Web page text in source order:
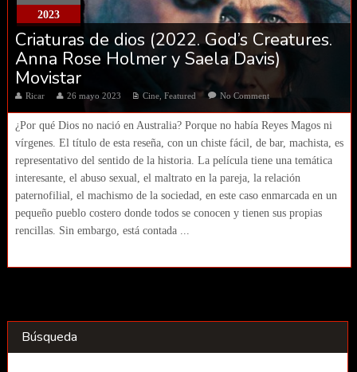
2023
Criaturas de dios (2022. God’s Creatures.
Anna Rose Holmer y Saela Davis)
Movistar
Ricar 26 mayo 2023 Cine, Featured No Comment
¿Por qué Dios no nació en Australia? Porque no había Reyes Magos ni
vírgenes. El título de esta reseña, con un chiste fácil, de bar, machista, es
representativo del sentido de la historia. La película tiene una temática
interesante, el abuso sexual, el maltrato en la pareja, la relación
paternofilial, el machismo de la sociedad, en este caso enmarcada en un
pequeño pueblo costero donde todos se conocen y tienen sus propias
rencillas. Sin embargo, está contada ...
Búsqueda